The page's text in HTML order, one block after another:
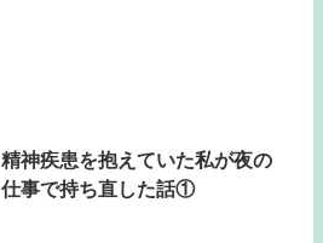
精神疾患を抱えていた私が夜の
仕事で持ち直した話①